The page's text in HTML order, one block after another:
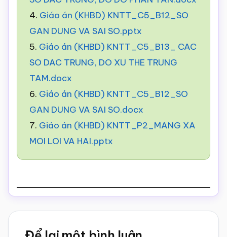
4. Giáo án (KHBD) KNTT_C5_B12_SO
GAN DUNG VA SAI SO.pptx
5. Giáo án (KHBD) KNTT_C5_B13_ CAC
SO DAC TRUNG, DO XU THE TRUNG
TAM.docx
6. Giáo án (KHBD) KNTT_C5_B12_SO
GAN DUNG VA SAI SO.docx
7. Giáo án (KHBD) KNTT_P2_MANG XA
MOI LOI VA HAI.pptx
Reader